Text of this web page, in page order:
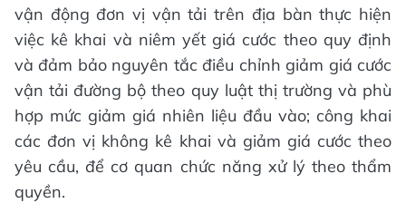
vận động đơn vị vận tải trên địa bàn thực hiện
việc kê khai và niêm yết giá cước theo quy định
và đảm bảo nguyên tắc điều chỉnh giảm giá cước
vận tải đường bộ theo quy luật thị trường và phù
hợp mức giảm giá nhiên liệu đầu vào; công khai
các đơn vị không kê khai và giảm giá cước theo
yêu cầu, để cơ quan chức năng xử lý theo thẩm
quyền.